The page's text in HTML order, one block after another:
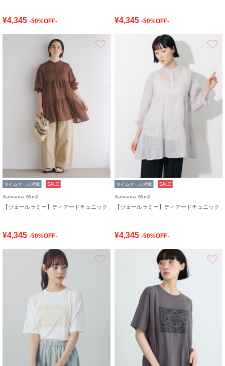
¥4,345 -50%OFF- ¥4,345 -50%OFF-
タイムセール対象 SALE
Samansa Mos2
【ヴェールラミー】ティアードチュニック
¥4,345 -50%OFF-
タイムセール対象 SALE
Samansa Mos2
【ヴェールラミー】ティアードチュニック
¥4,345 -50%OFF-